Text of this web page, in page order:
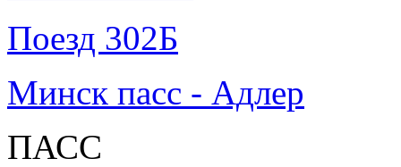
Поезд 302Б
Минск пасс - Адлер
ПАСС